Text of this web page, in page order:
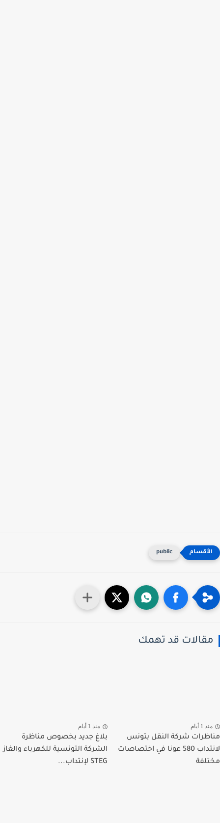
public
قد تهمك
1 أيام
شركة النقل بتونس
لانتداب 580 عونا في اختصاصات
منذ 1 أيام
بلاغ جديد بخصوص مناظرة
الشركة التونسية للكهرباء والغاز
STEG لإنتداب...